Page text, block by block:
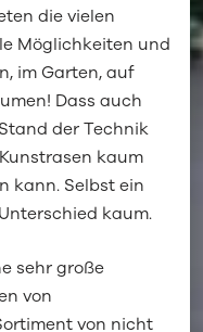
die vielen
Möglichkeiten und
im Garten, auf
Dass auch
der Technik
kaum
kann. Selbst ein
kaum.
sehr große
von
von nicht